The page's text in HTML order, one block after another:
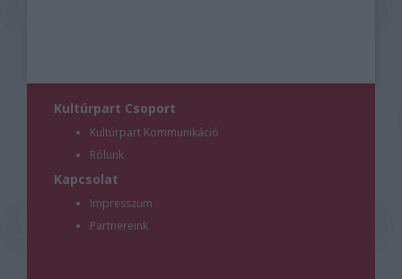
Kultúrpart Csoport
Kultúrpart Kommunikáció
Rólunk
Kapcsolat
Impresszum
Partnereink